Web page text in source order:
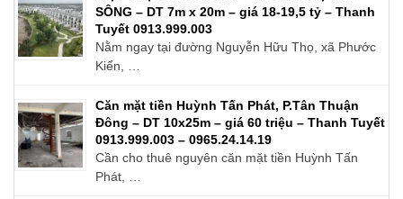
SÔNG – DT 7m x 20m – giá 18-19,5 tỷ – Thanh
Tuyết 0913.999.003
Nằm ngay tại đường Nguyễn Hữu Thọ, xã Phước
Kiển, …
Căn mặt tiền Huỳnh Tấn Phát, P.Tân Thuận
Đông – DT 10x25m – giá 60 triệu – Thanh Tuyết
0913.999.003 – 0965.24.14.19
Cần cho thuê nguyên căn mặt tiền Huỳnh Tấn
Phát, …